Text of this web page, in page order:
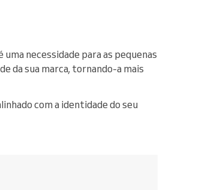
necessidade para as pequenas
da sua marca, tornando-a mais
com a identidade do seu